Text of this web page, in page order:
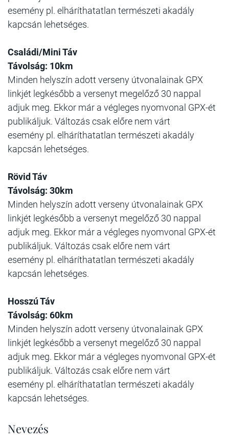
esemény pl. elháríthatatlan természeti akadály
kapcsán lehetséges.
Családi/Mini Táv
Távolság: 10km
Minden helyszín adott verseny útvonalainak GPX
linkjét legkésőbb a versenyt megelőző 30 nappal
adjuk meg. Ekkor már a végleges nyomvonal GPX-ét
publikáljuk. Változás csak előre nem várt
esemény pl. elháríthatatlan természeti akadály
kapcsán lehetséges.
Rövid Táv
Távolság: 30km
Minden helyszín adott verseny útvonalainak GPX
linkjét legkésőbb a versenyt megelőző 30 nappal
adjuk meg. Ekkor már a végleges nyomvonal GPX-ét
publikáljuk. Változás csak előre nem várt
esemény pl. elháríthatatlan természeti akadály
kapcsán lehetséges.
Hosszú Táv
Távolság: 60km
Minden helyszín adott verseny útvonalainak GPX
linkjét legkésőbb a versenyt megelőző 30 nappal
adjuk meg. Ekkor már a végleges nyomvonal GPX-ét
publikáljuk. Változás csak előre nem várt
esemény pl. elháríthatatlan természeti akadály
kapcsán lehetséges.
Nevezés